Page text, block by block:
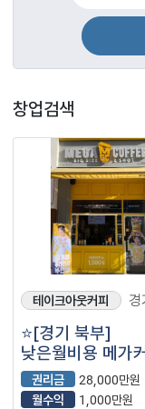
창업검색
테이크아웃커피 경
⭐️[경기 북부]
낮은월비용 메가
풀오토 순익1천/
배달낮은 메가커피
권리금
28,000만원
월수익
1,000만원